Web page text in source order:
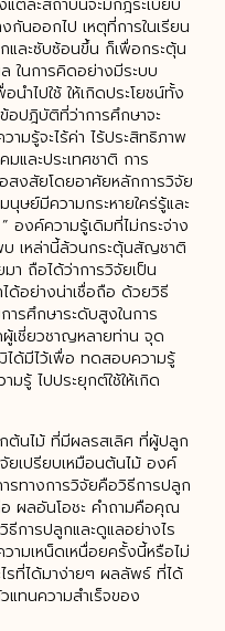
ต่ละสถาบันจะมีกฎระเบียบ
นออกไป เหตุที่การในเรียน
ละซับซ้อนขึ้น ก็เพื่อกระตุ้น
ในการคิดอย่างมีระบบ
นำไปใช้ ให้เกิดประโยชน์ทั้ง
ปฎิบัติที่ว่าการศึกษาจะ
รู้จะไร้ค่า ไร้ประสิทธิภาพ
และประเทศชาติ การ
สงสัยโดยอาศัยหลักการวิจัย
ษย์มีความกระหายใคร่รู้และ
องค์ความรู้เดิมที่ไม่กระจ่าง
บ เหล่านี้ล้วนกระตุ้นสัญชาติ
ถือได้ว่าการวิจัยเป็น
ได้อย่างน่าเชื่อถือ ด้วยวิธี
รศึกษาระดับสูงในการ
เชี่ยวชาญหลายท่าน จุด
ได้มีไว้เพื่อ ทดสอบความรู้
มรู้ ไปประยุกต์ใช้ให้เกิด
ต้นไม้ ที่มีผลรสเลิศ ที่ผู้ปลูก
ยเปรียบเหมือนต้นไม้ องค์
รทางการวิจัยคือวิธีการปลูก
ผลอันโอชะ คำถามคือคุณ
การปลูกและดูแลอย่างไร
ามเหน็ดเหนื่อยครั้งนี้หรือไม่
รที่ได้มาง่ายๆ ผลลัพธ์ ที่ได้
ทนความสำเร็จของ